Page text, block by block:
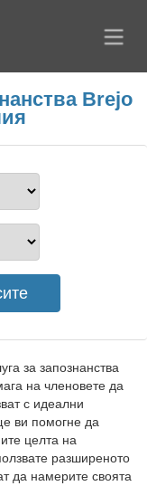
Brejo
за запознанства
на членовете да
с идеални
ви помогне да
целта на
разширеното
да намерите своята